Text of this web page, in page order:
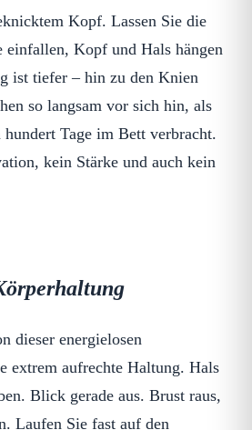
Kopf. Lassen Sie die
einfallen, Kopf und Hals hängen
ist tiefer – hin zu den Knien
so langsam vor sich hin, als
Tage im Bett verbracht.
kein Stärke und auch kein
dieser energielosen
extrem aufrechte Haltung. Hals
Blick gerade aus. Brust raus,
Laufen Sie fast auf den